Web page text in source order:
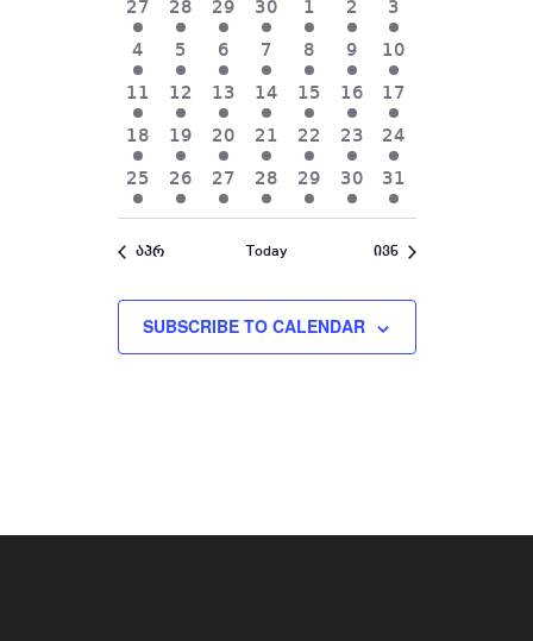
8
events,
27
8
events,
28
8
events,
29
8
events,
30
8
events,
1
8
events,
2
8
events,
3
8
events,
4
8
events,
5
8
events,
6
8
events,
7
8
events,
8
8
events,
9
8
events,
10
8
events,
11
8
events,
12
8
events,
13
8
events,
14
8
events,
15
8
events,
16
8
events,
17
8
events,
18
8
events,
19
8
events,
20
8
events,
21
8
events,
22
8
events,
23
8
events,
24
8
events,
25
8
events,
26
8
events,
27
8
events,
28
8
events,
29
8
events,
30
8
events,
31
აპრ Today ივნ
SUBSCRIBE TO CALENDAR